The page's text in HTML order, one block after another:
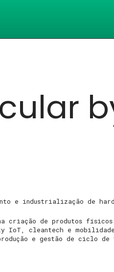
e industrialização de
criação de produtos
IoT, cleantech e
e gestão de ciclo de